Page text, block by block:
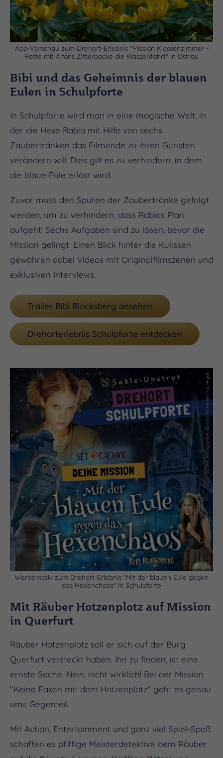
App-Vorschau zum Drehort-Erlebnis "Mission Klassenzimmer -
Rette mit Alfons Zitterbacke die Klassenfahrt" in Ostrau
Bibi und das Geheimnis der blauen
Eulen in Schulpforte
In Schulpforte wird man in eine magische Welt, in
der die Hexe Rabia mit Hilfe von sechs
Zaubertränken das Filmende zu ihren Gunsten
verändern will. Dies gilt es zu verhindern, in dem
die blaue Eule erlöst wird.
Zuvor muss den Spuren der Zaubertränke gefolgt
werden, um zu verhindern, dass Rabias Plan
aufgeht! Sechs Aufgaben sind zu lösen, bevor die
Mission gelingt. Einen Blick hinter die Kulissen
gewähren dabei Videos mit Originalfilmszenen und
exklusiven Interviews.
Trailer Bibi Blocksberg ansehen
Drehorterlebnis Schulpforte entdecken
(c) Set-Jetting GmbH, Bavaria Filmverleih/v.d. Heydt
Werbemotiv zum Drehort-Erlebnis "Mit der blauen Eule gegen
das Hexenchaos" in Schulpforte
Mit Räuber Hotzenplotz auf Mission
in Querfurt
Räuber Hotzenplotz soll er sich auf der Burg
Querfurt versteckt haben. Ihn zu finden, ist eine
ernste Sache. Nein, nicht wirklich! Bei der Mission
"Keine Faxen mit dem Hotzenplotz" geht es genau
ums Gegenteil.
Mit Action, Entertainment und ganz viel Spiel-Spaß
schaffen es pfiffige Meisterdetektive dem Räuber